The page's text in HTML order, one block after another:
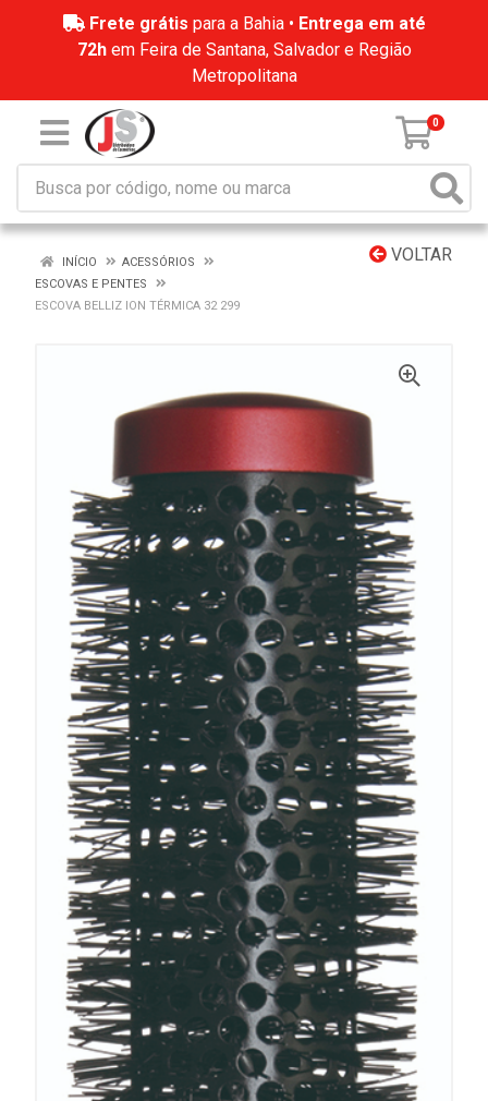
Frete grátis para a Bahia • Entrega em até
72hem Feira de Santana, Salvador e Região
Metropolitana
0
VOLTAR
INÍCIO
ACESSÓRIOS
ESCOVAS E PENTES
ESCOVA BELLIZ ION TÉRMICA 32 299